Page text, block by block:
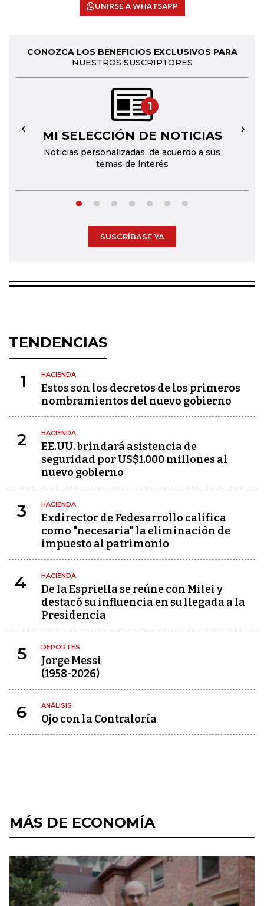
UNIRSE A WHATSAPP
CONOZCA LOS BENEFICIOS EXCLUSIVOS PARA
NUESTROS SUSCRIPTORES
1
MI SELECCIÓN DE NOTICIAS
Noticias personalizadas, de acuerdo a sus
temas de interés
← →
SUSCRÍBASE YA
TENDENCIAS
1 HACIENDA
Estos son los decretos de los primeros
nombramientos del nuevo gobierno
2 HACIENDA
EE.UU. brindará asistencia de
seguridad por US$1.000 millones al
nuevo gobierno
3 HACIENDA
Exdirector de Fedesarrollo califica
como "necesaria" la eliminación de
impuesto al patrimonio
4 HACIENDA
De la Espriella se reúne con Milei y
destacó su influencia en su llegada a la
Presidencia
5 DEPORTES
Jorge Messi
(1958-2026)
6 ANÁLISIS
Ojo con la Contraloría
MÁS DE ECONOMÍA